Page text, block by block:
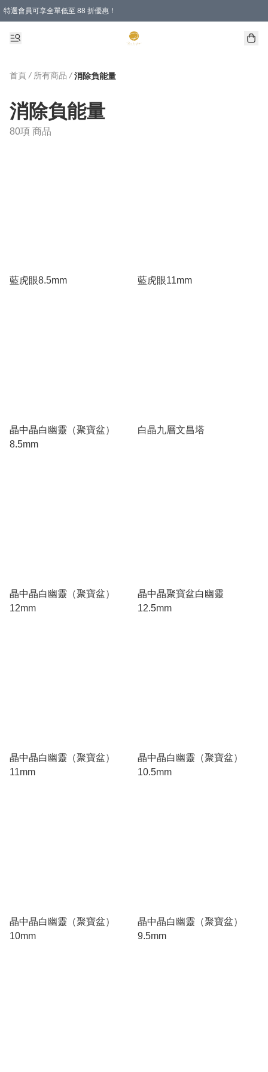
特選會員可享全單低至 88 折優惠！
購物滿 HKD 1000.00即享免運費優惠！（適用於 特定的送貨方式 )
首頁 / 所有商品 / 消除負能量
消除負能量
80項 商品
藍虎眼8.5mm 藍虎眼11mm
晶中晶白幽靈（聚寶盆）
8.5mm
白晶九層文昌塔
晶中晶白幽靈（聚寶盆）
12mm
晶中晶聚寶盆白幽靈
12.5mm
晶中晶白幽靈（聚寶盆）
11mm
晶中晶白幽靈（聚寶盆）
10.5mm
晶中晶白幽靈（聚寶盆）
10mm
晶中晶白幽靈（聚寶盆）
9.5mm